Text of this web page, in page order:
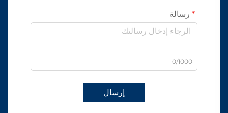
رسالة
0/1000
إرسال